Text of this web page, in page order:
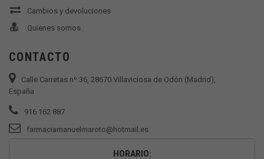
Cambios y devoluciones
Quienes somos
CONTACTO
Calle Carretas nº 36, 28670 Villaviciosa de Odón (Madrid),
España
916 162 887
farmaciamanuelmaroto@hotmail.es
HORARIO: